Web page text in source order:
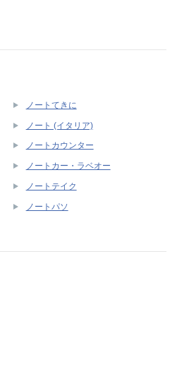
ノートてきに
ノート (イタリア)
ノートカウンター
ノートカー・ラベオー
ノートテイク
ノートパソ